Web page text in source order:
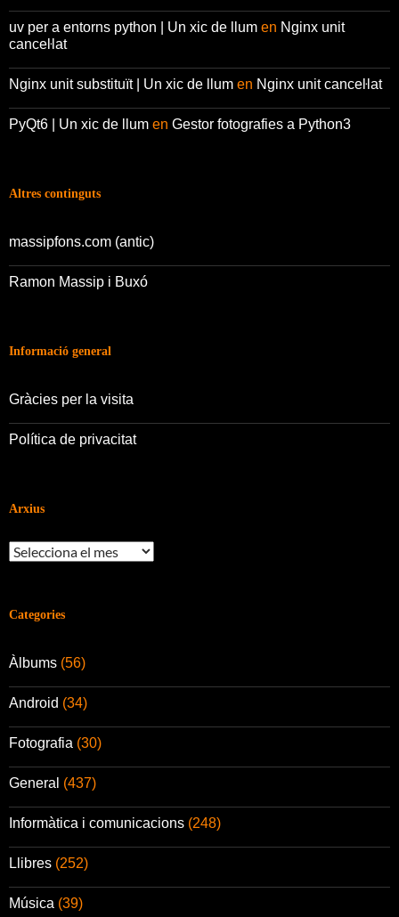
uv per a entorns python | Un xic de llum en Nginx unit
canceŀlat
Nginx unit substituït | Un xic de llum en Nginx unit canceŀlat
PyQt6 | Un xic de llum en Gestor fotografies a Python3
Altres continguts
massipfons.com (antic)
Ramon Massip i Buxó
Informació general
Gràcies per la visita
Política de privacitat
Arxius
Arxius
Categories
Àlbums (56)
Android (34)
Fotografia (30)
General (437)
Informàtica i comunicacions (248)
Llibres (252)
Música (39)